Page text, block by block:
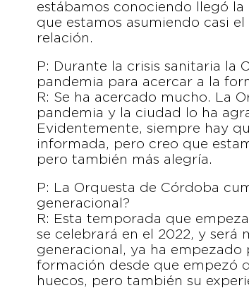
estábamos conociendo llegó
que estamos asumiendo casi
relación.
P: Durante la crisis sanitaria la
pandemia para acercar a la
R: Se ha acercado mucho. La
pandemia y la ciudad lo ha
Evidentemente, siempre hay
informada, pero creo que
pero también más alegría.
P: La Orquesta de Córdoba
generacional?
R: Esta temporada que
se celebrará en el 2022, y será
generacional, ya ha empezado
formación desde que empezó
huecos, pero también su